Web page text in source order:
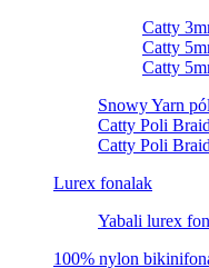
Catty
Catty
Catty
Snowy Yarn
Catty Poli
Catty Poli
Lurex fonalak
Yabali lurex
100% nylon